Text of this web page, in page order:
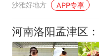
沙雅好地方 APP专享
河南洛阳孟津区